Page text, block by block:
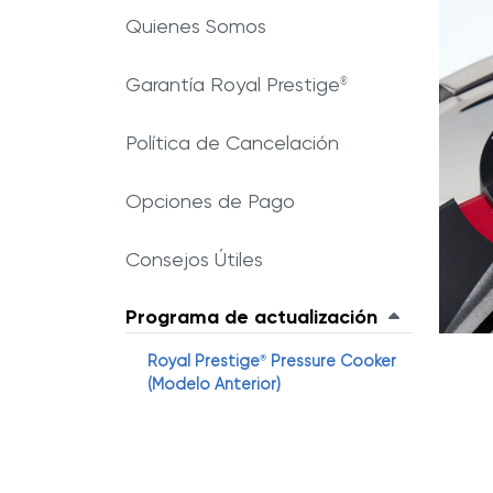
Royal Prestige ® Deluxe Easy Release
Royal Prestige Pressure Cooker
Revista Royal Prestige
Programa de Referidos
Experiencia Royal
¿Por
líder
Quienes Somos
Garantía Royal Prestige®
Política de Cancelación
Opciones de Pago
Consejos Útiles
Programa de actualización
Royal Prestige®
Pressure Cooker
(Modelo Anterior)